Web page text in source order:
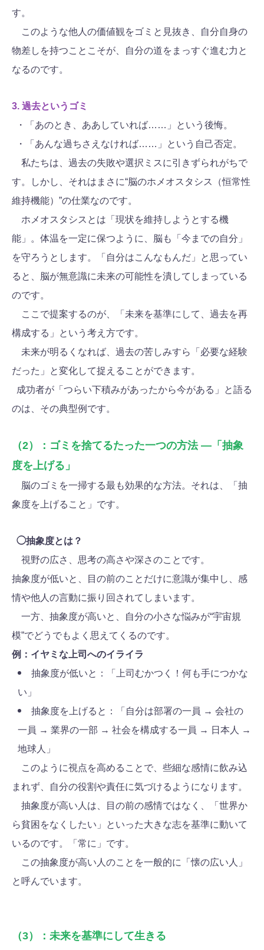
す。
このような他人の価値観をゴミと見抜き、自分自身の
物差しを持つことこそが、自分の道をまっすぐ進む力と
なるのです。
3. 過去というゴミ
・「あのとき、ああしていれば……」という後悔。
・「あんな過ちさえなければ……」という自己否定。
私たちは、過去の失敗や選択ミスに引きずられがちで
す。しかし、それはまさに“脳のホメオスタシス（恒常性
維持機能）”の仕業なのです。
ホメオスタシスとは「現状を維持しようとする機
能」。体温を一定に保つように、脳も「今までの自分」
を守ろうとします。「自分はこんなもんだ」と思ってい
ると、脳が無意識に未来の可能性を潰してしまっている
のです。
ここで提案するのが、「未来を基準にして、過去を再
構成する」という考え方です。
未来が明るくなれば、過去の苦しみすら「必要な経験
だった」と変化して捉えることができます。
成功者が「つらい下積みがあったから今がある」と語る
のは、その典型例です。
（2）：ゴミを捨てるたった一つの方法 ―「抽象
度を上げる」
脳のゴミを一掃する最も効果的な方法。それは、「抽
象度を上げること」です。
◯抽象度とは？
視野の広さ、思考の高さや深さのことです。
抽象度が低いと、目の前のことだけに意識が集中し、感
情や他人の言動に振り回されてしまいます。
一方、抽象度が高いと、自分の小さな悩みが“宇宙規
模”でどうでもよく思えてくるのです。
例：イヤミな上司へのイライラ
抽象度が低いと：「上司むかつく！何も手につかな
い」
抽象度を上げると：「自分は部署の一員 → 会社の
一員 → 業界の一部 → 社会を構成する一員 → 日本人 →
地球人」
このように視点を高めることで、些細な感情に飲み込
まれず、自分の役割や責任に気づけるようになります。
抽象度が高い人は、目の前の感情ではなく、「世界か
ら貧困をなくしたい」といった大きな志を基準に動いて
いるのです。「常に」です。
この抽象度が高い人のことを一般的に「懐の広い人」
と呼んでいます。
（3）：未来を基準にして生きる